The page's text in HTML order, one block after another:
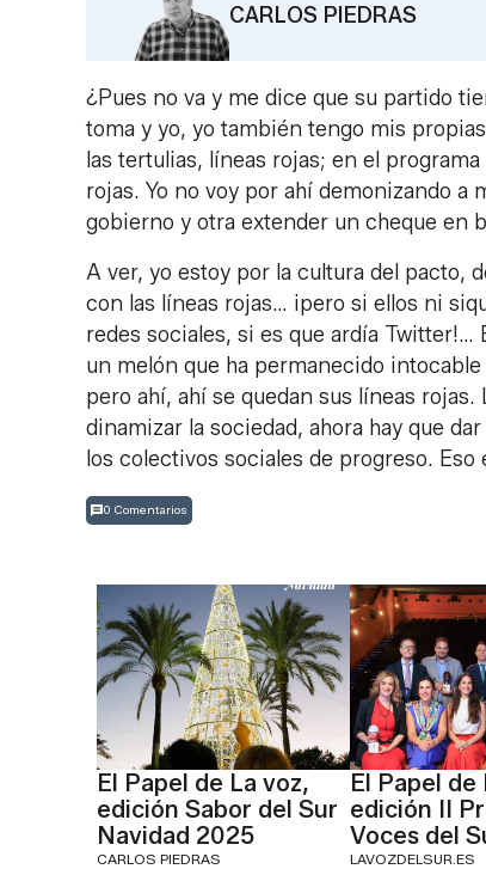
CARLOS PIEDRAS
¿Pues no va y me dice que su partido
toma y yo, yo también tengo mis
las tertulias, líneas rojas; en el
rojas. Yo no voy por ahí demonizando a
gobierno y otra extender un cheque en
A ver, yo estoy por la cultura del pacto,
con las líneas rojas… ¡pero si ellos ni
redes sociales, si es que ardía
un melón que ha permanecido
pero ahí, ahí se quedan sus líneas
dinamizar la sociedad, ahora hay que
los colectivos sociales de progreso. Eso
0 Comentarios
El Papel de La voz,
edición Sabor del Sur
Navidad 2025
CARLOS PIEDRAS
El Papel de
edición II
Voces del
LAVOZDELSUR.ES